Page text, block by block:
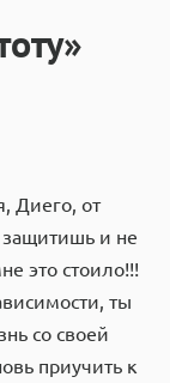
Диего, от
защитишь и не
это стоило!!!
ты
со своей
приучить к